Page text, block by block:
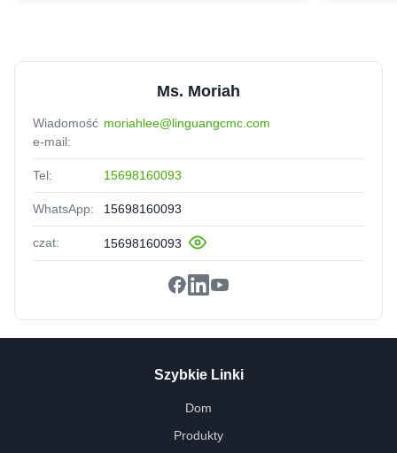
Ms. Moriah
Wiadomość
e-mail:
moriahlee@linguangcmc.com
Tel: 15698160093
WhatsApp: 15698160093
czat: 15698160093
Szybkie Linki
Dom
Produkty